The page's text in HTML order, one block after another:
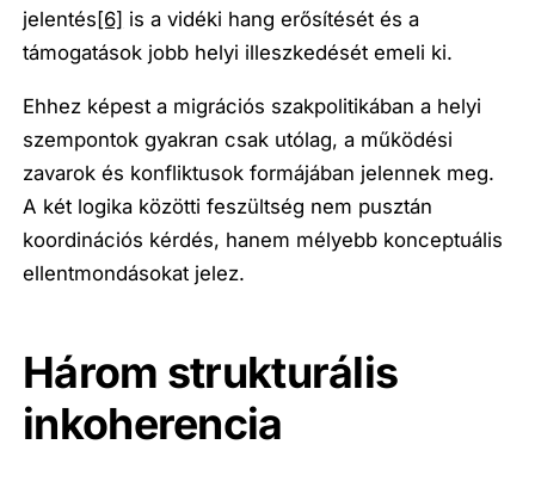
jelentés [6] is a vidéki hang erősítését és a
támogatások jobb helyi illeszkedését emeli ki.
Ehhez képest a migrációs szakpolitikában a helyi
szempontok gyakran csak utólag, a működési
zavarok és konfliktusok formájában jelennek meg.
A két logika közötti feszültség nem pusztán
koordinációs kérdés, hanem mélyebb konceptuális
ellentmondásokat jelez.
Három strukturális
inkoherencia